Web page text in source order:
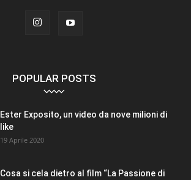
POPULAR POSTS
Ester Exposito, un video da nove milioni di
like
19 Aprile 2020
Cosa si cela dietro al film “La Passione di